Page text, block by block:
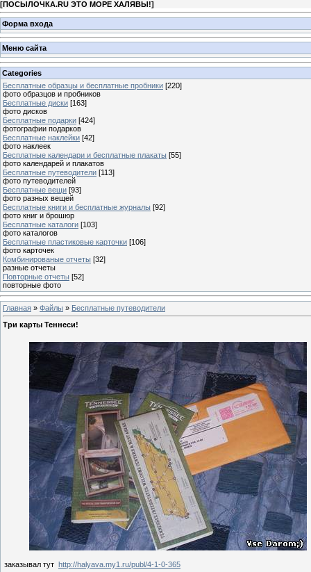
[ПОСЫЛОЧКА.RU ЭТО МОРЕ ХАЛЯВЫ!]
Форма входа
Меню сайта
Categories
Бесплатные образцы и бесплатные пробники [220]
фото образцов и пробников
Бесплатные диски [163]
фото дисков
Бесплатные подарки [424]
фотографии подарков
Бесплатные наклейки [42]
фото наклеек
Бесплатные календари и бесплатные плакаты [55]
фото календарей и плакатов
Бесплатные путеводители [113]
фото путеводителей
Бесплатные вещи [93]
фото разных вещей
Бесплатные книги и бесплатные журналы [92]
фото книг и брошюр
Бесплатные каталоги [103]
фото каталогов
Бесплатные пластиковые карточки [106]
фото карточек
Комбинированые отчеты [32]
разные отчеты
Повторные отчеты [52]
повторные фото
Главная » Файлы » Бесплатные путеводители
Три карты Теннеси!
заказывал тут http://halyava.my1.ru/publ/4-1-0-365